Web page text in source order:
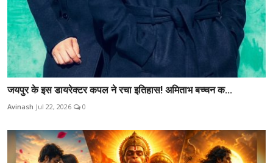
जयपुर के इस डायरेक्टर कपल ने रचा इतिहास! अमिताभ बच्चन क...
Avinash Jul 22, 2026 0